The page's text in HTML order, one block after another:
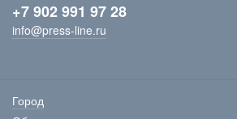
+7 902 991 97 28
info@press-line.ru
Город